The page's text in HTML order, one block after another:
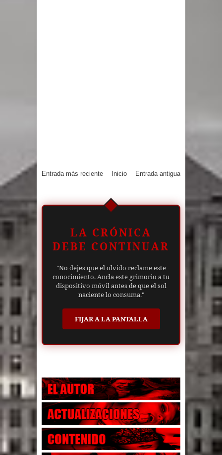
Entrada más reciente Entrada antigua
Inicio
LA CRÓNICA
DEBE CONTINUAR
"No dejes que el olvido reclame este
conocimiento. Ancla este grimorio a tu
dispositivo móvil antes de que el sol
naciente lo consuma."
FIJAR A LA PANTALLA